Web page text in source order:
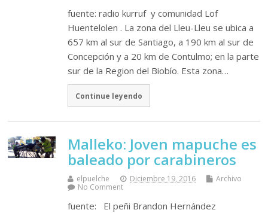
fuente: radio kurruf y comunidad Lof
Huentelolen . La zona del Lleu-Lleu se ubica a
657 km al sur de Santiago, a 190 km al sur de
Concepción y a 20 km de Contulmo; en la parte
sur de la Region del Biobío. Esta zona…
Continue leyendo
Malleko: Joven mapuche es
baleado por carabineros
elpuelche Diciembre 19, 2016
Archivo
No Comment
fuente: El peñi Brandon Hernández